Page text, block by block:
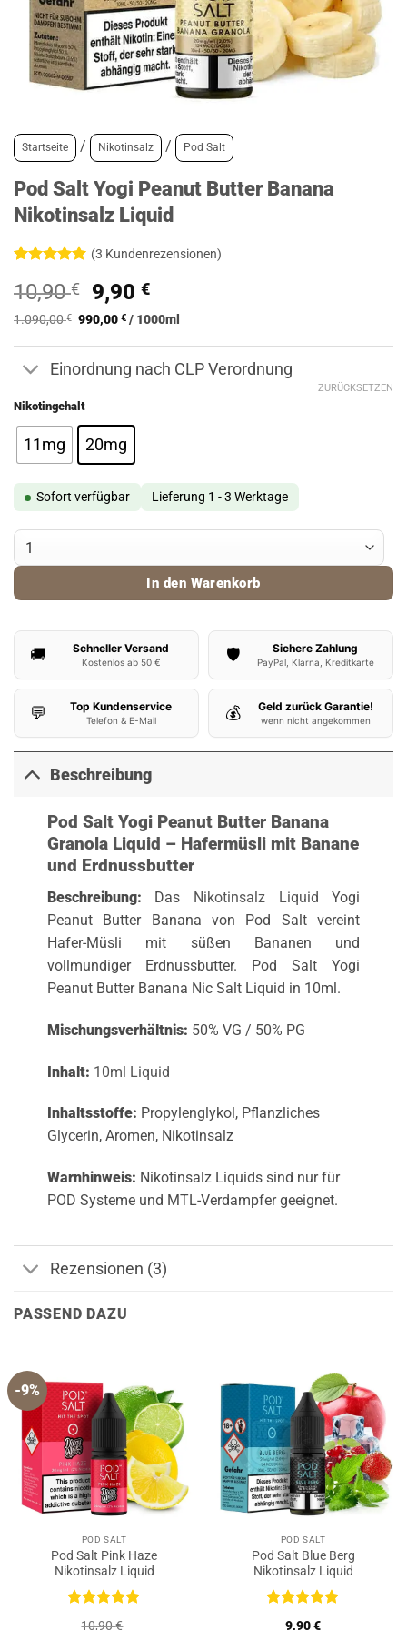
Startseite / Nikotinsalz / Pod Salt
Pod Salt Yogi Peanut Butter Banana
Nikotinsalz Liquid
mit5von
5, basierend
auf
(3 Kundenrezensionen)
10,90€
Ursprünglicher
Preis
10,90 €
9,90€Aktueller
Preis
9,90 €.
1.090,00€ 990,00€ / 1000ml
Einordnung nach CLP Verordnung
Nikotingehalt
11mg 20mg
ZURÜCKSETZEN
Sofort verfügbar Lieferung 1 - 3 Werktage
Pod Salt Yogi Peanut Butter Banana Nikotinsalz Liquid Menge
In den Warenkorb
🚚 Schneller Versand
Kostenlos ab 50 € 🛡️ Sichere Zahlung
PayPal, Klarna, Kreditkarte
💬 Top Kundenservice
Telefon & E-Mail 💰 Geld zurück Garantie!
wenn nicht angekommen
Beschreibung
Pod Salt Yogi Peanut Butter Banana
Granola Liquid – Hafermüsli mit Banane
und Erdnussbutter
Beschreibung: Das Nikotinsalz Liquid Yogi
Peanut Butter Banana von Pod Salt vereint
Hafer-Müsli mit süßen Bananen und
vollmundiger Erdnussbutter. Pod Salt Yogi
Peanut Butter Banana Nic Salt Liquid in 10ml.
Mischungsverhältnis: 50% VG / 50% PG
Inhalt: 10ml Liquid
Inhaltsstoffe: Propylenglykol, Pflanzliches
Glycerin, Aromen, Nikotinsalz
Warnhinweis: Nikotinsalz Liquids sind nur für
POD Systeme und MTL-Verdampfer geeignet.
Rezensionen (3)
PASSEND DAZU
-9%
POD SALT
Pod Salt Pink Haze
Nikotinsalz Liquid
Bewertet
10,90€
POD SALT
Pod Salt Blue Berg
Nikotinsalz Liquid
Bewertet
9,90€